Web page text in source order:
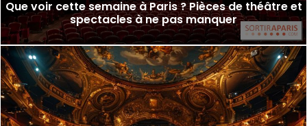
Que voir cette semaine à Paris ? Pièces de théâtre et
spectacles à ne pas manquer